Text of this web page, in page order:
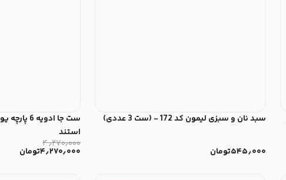
سبد نان و سبزی لیمون کد 172 - (ست 3 عددی)
۵۴۵٫۰۰۰تومان
استند
۴٫۲۷۰٫۰۰۰
۴٫۲۷۰٫۰۰۰تومان